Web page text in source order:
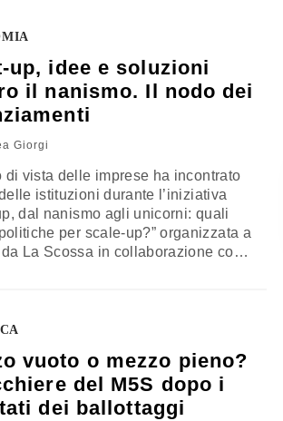
via pentastellata al governo del
up, idee e soluzioni
il nanismo. Il nodo dei
Giorgi
di vista delle imprese ha incontrato
istituzioni durante l’iniziativa
dal nanismo agli unicorni: quali
per scale-up?” organizzata a
da La Scossa in collaborazione con
delle piccole aziende innovative e
vuoto o mezzo pieno?
del M5S dopo i
dei ballottaggi